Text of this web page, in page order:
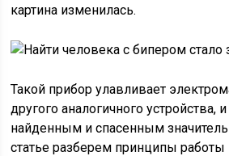
картина изменилась.
Такой прибор улавливает
другого аналогичного устройства,
найденным и спасенным
статье разберем принципы работы